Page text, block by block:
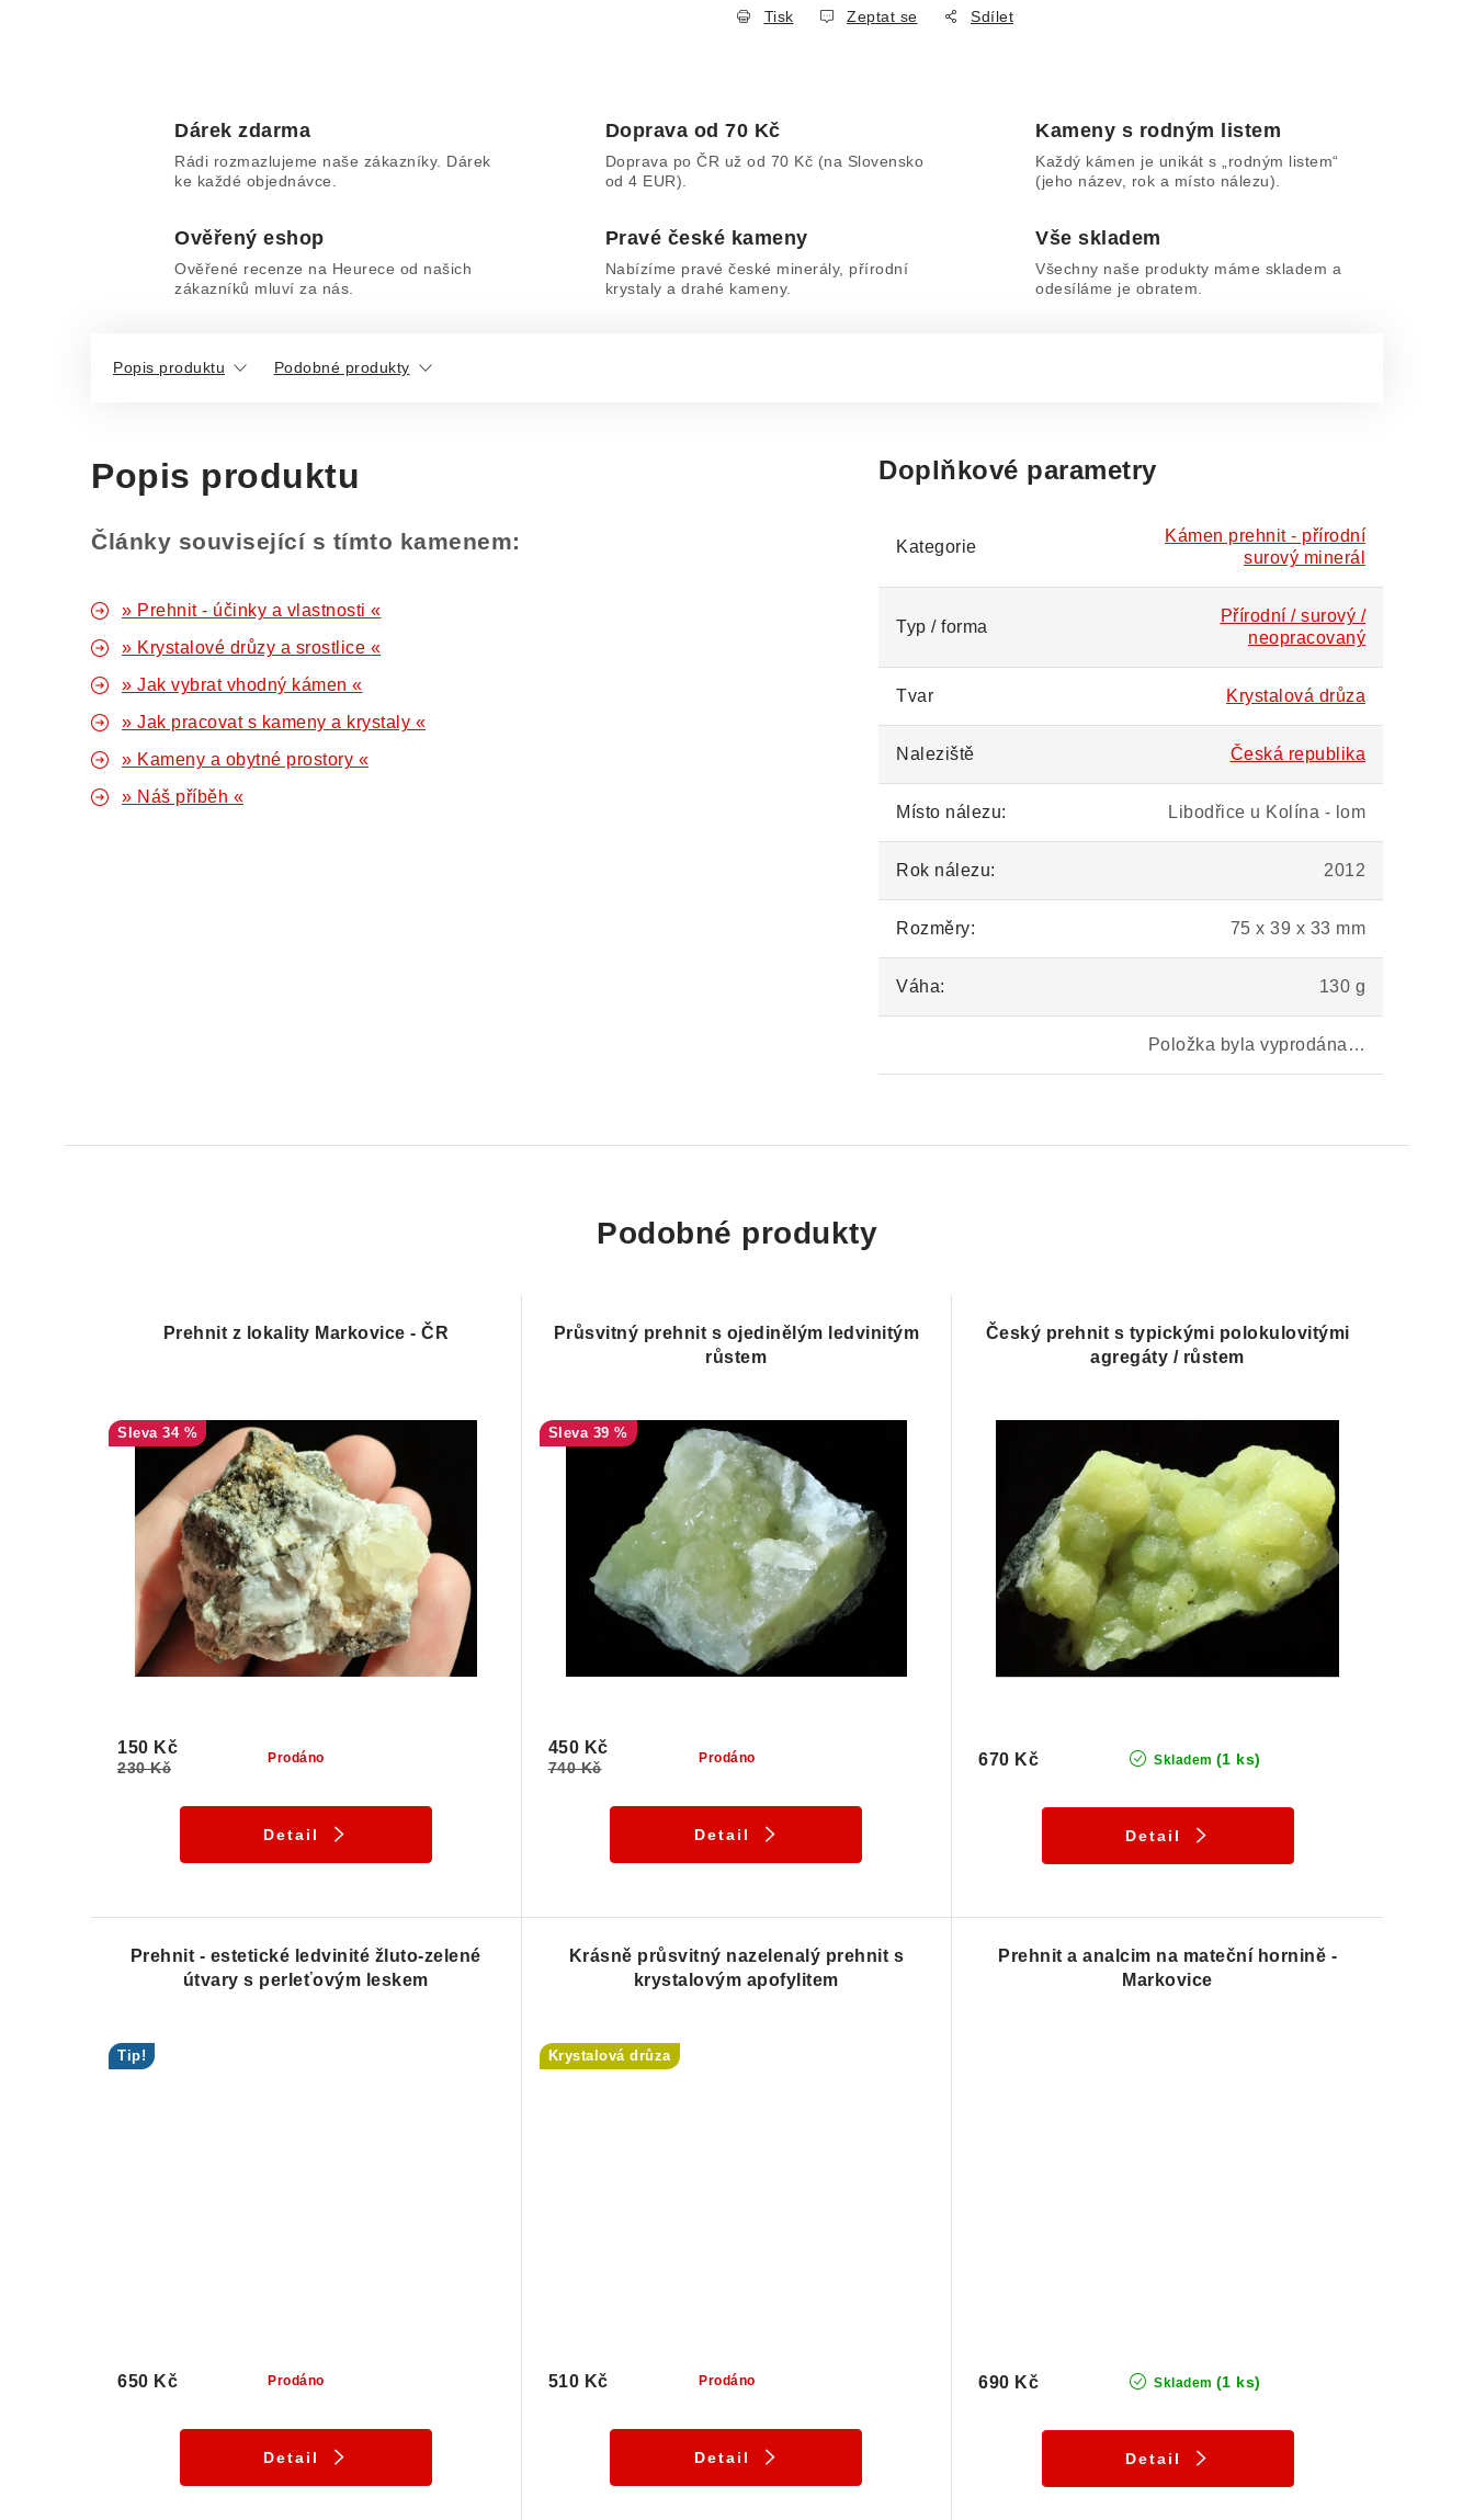
Tisk Zeptat se Sdílet
Dárek zdarma
Rádi rozmazlujeme naše zákazníky. Dárek
ke každé objednávce.
Doprava od 70 Kč
Doprava po ČR už od 70 Kč (na Slovensko
od 4 EUR).
Kameny s rodným listem
Každý kámen je unikát s „rodným listem“
(jeho název, rok a místo nálezu).
Ověřený eshop
Ověřené recenze na Heurece od našich
zákazníků mluví za nás.
Pravé české kameny
Nabízíme pravé české minerály, přírodní
krystaly a drahé kameny.
Vše skladem
Všechny naše produkty máme skladem a
odesíláme je obratem.
Popis produktu Podobné produkty
Popis produktu
Články související s tímto kamenem:
» Prehnit - účinky a vlastnosti «
» Krystalové drůzy a srostlice «
» Jak vybrat vhodný kámen «
» Jak pracovat s kameny a krystaly «
» Kameny a obytné prostory «
» Náš příběh «
Doplňkové parametry
Kategorie
Kámen prehnit - přírodní
surový minerál
Typ / forma
Přírodní / surový /
neopracovaný
Tvar Krystalová drůza
Naleziště Česká republika
Místo nálezu: Libodřice u Kolína - lom
Rok nálezu: 2012
Rozměry: 75 x 39 x 33 mm
Váha: 130 g
Položka byla vyprodána…
Podobné produkty
Prehnit z lokality Markovice - ČR
34 %
Prodáno
150 Kč
230 Kč
Detail
Průsvitný prehnit s ojedinělým ledvinitým
růstem
39 %
Prodáno
450 Kč
740 Kč
Detail
Český prehnit s typickými polokulovitými
agregáty / růstem
Skladem (1 ks)
670 Kč
Detail
Prehnit - estetické ledvinité žluto-zelené
útvary s perleťovým leskem
Tip!
Prodáno
650 Kč
Detail
Krásně průsvitný nazelenalý prehnit s
krystalovým apofylitem
Krystalová drůza
Prodáno
510 Kč
Detail
Prehnit a analcim na mateční hornině -
Markovice
Skladem (1 ks)
690 Kč
Detail